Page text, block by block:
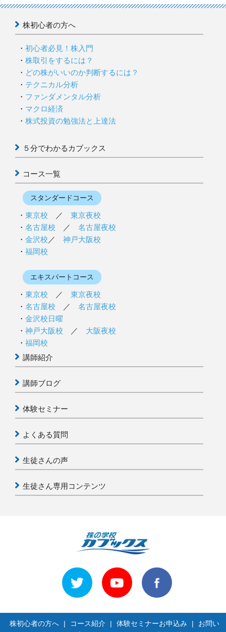
株初心者の方へ
初心者必見！株入門
株取引をするには？
どの株がいいのか判断するには？
テクニカル分析
ファンダメンタル分析
マクロ経済
株式投資の勉強法と上達法
５分でわかるカブックス
コース一覧
スタンダードコース
東京校 ／ 東京夜校
名古屋校 ／ 名古屋夜校
金沢校 ／ 神戸大阪校
福岡校
エキスパートコース
東京校 ／ 東京夜校
名古屋校 ／ 名古屋夜校
金沢校日曜
神戸大阪校 ／ 大阪夜校
福岡校
講師紹介
講師ブログ
体験セミナー
よくある質問
生徒さんの声
生徒さん専用コンテンツ
株初心者の方へ | コース紹介 | 体験セミナーお申込み |
お問い